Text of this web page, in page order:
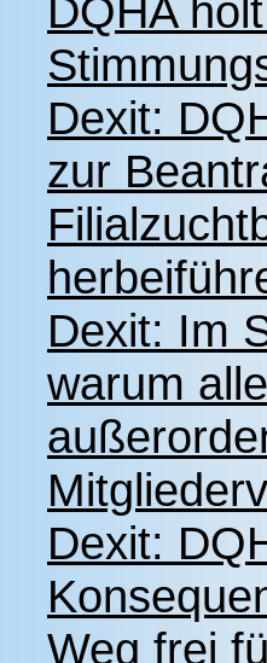
DQHA
Dexit:
zur
Dexit: Im
warum
Dexit:
Weg frei